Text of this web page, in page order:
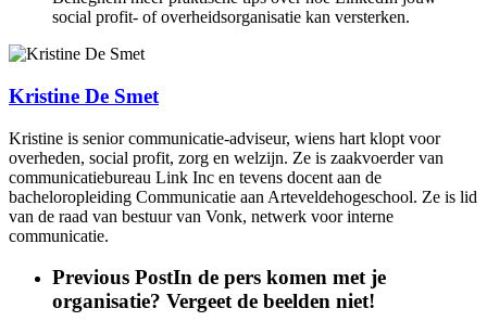
social profit- of overheidsorganisatie kan versterken.
Kristine De Smet
Kristine is senior communicatie-adviseur, wiens hart klopt voor
overheden, social profit, zorg en welzijn. Ze is zaakvoerder van
communicatiebureau Link Inc en tevens docent aan de
bacheloropleiding Communicatie aan Arteveldehogeschool. Ze is lid
van de raad van bestuur van Vonk, netwerk voor interne
communicatie.
Previous PostIn de pers komen met je
organisatie? Vergeet de beelden niet!